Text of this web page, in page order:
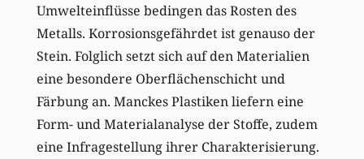
Umwelteinflüsse bedingen das Rosten des
Metalls. Korrosionsgefährdet ist genauso der
Stein. Folglich setzt sich auf den Materialien
eine besondere Oberflächenschicht und
Färbung an. Manckes Plastiken liefern eine
Form- und Materialanalyse der Stoffe, zudem
eine Infragestellung ihrer Charakterisierung.